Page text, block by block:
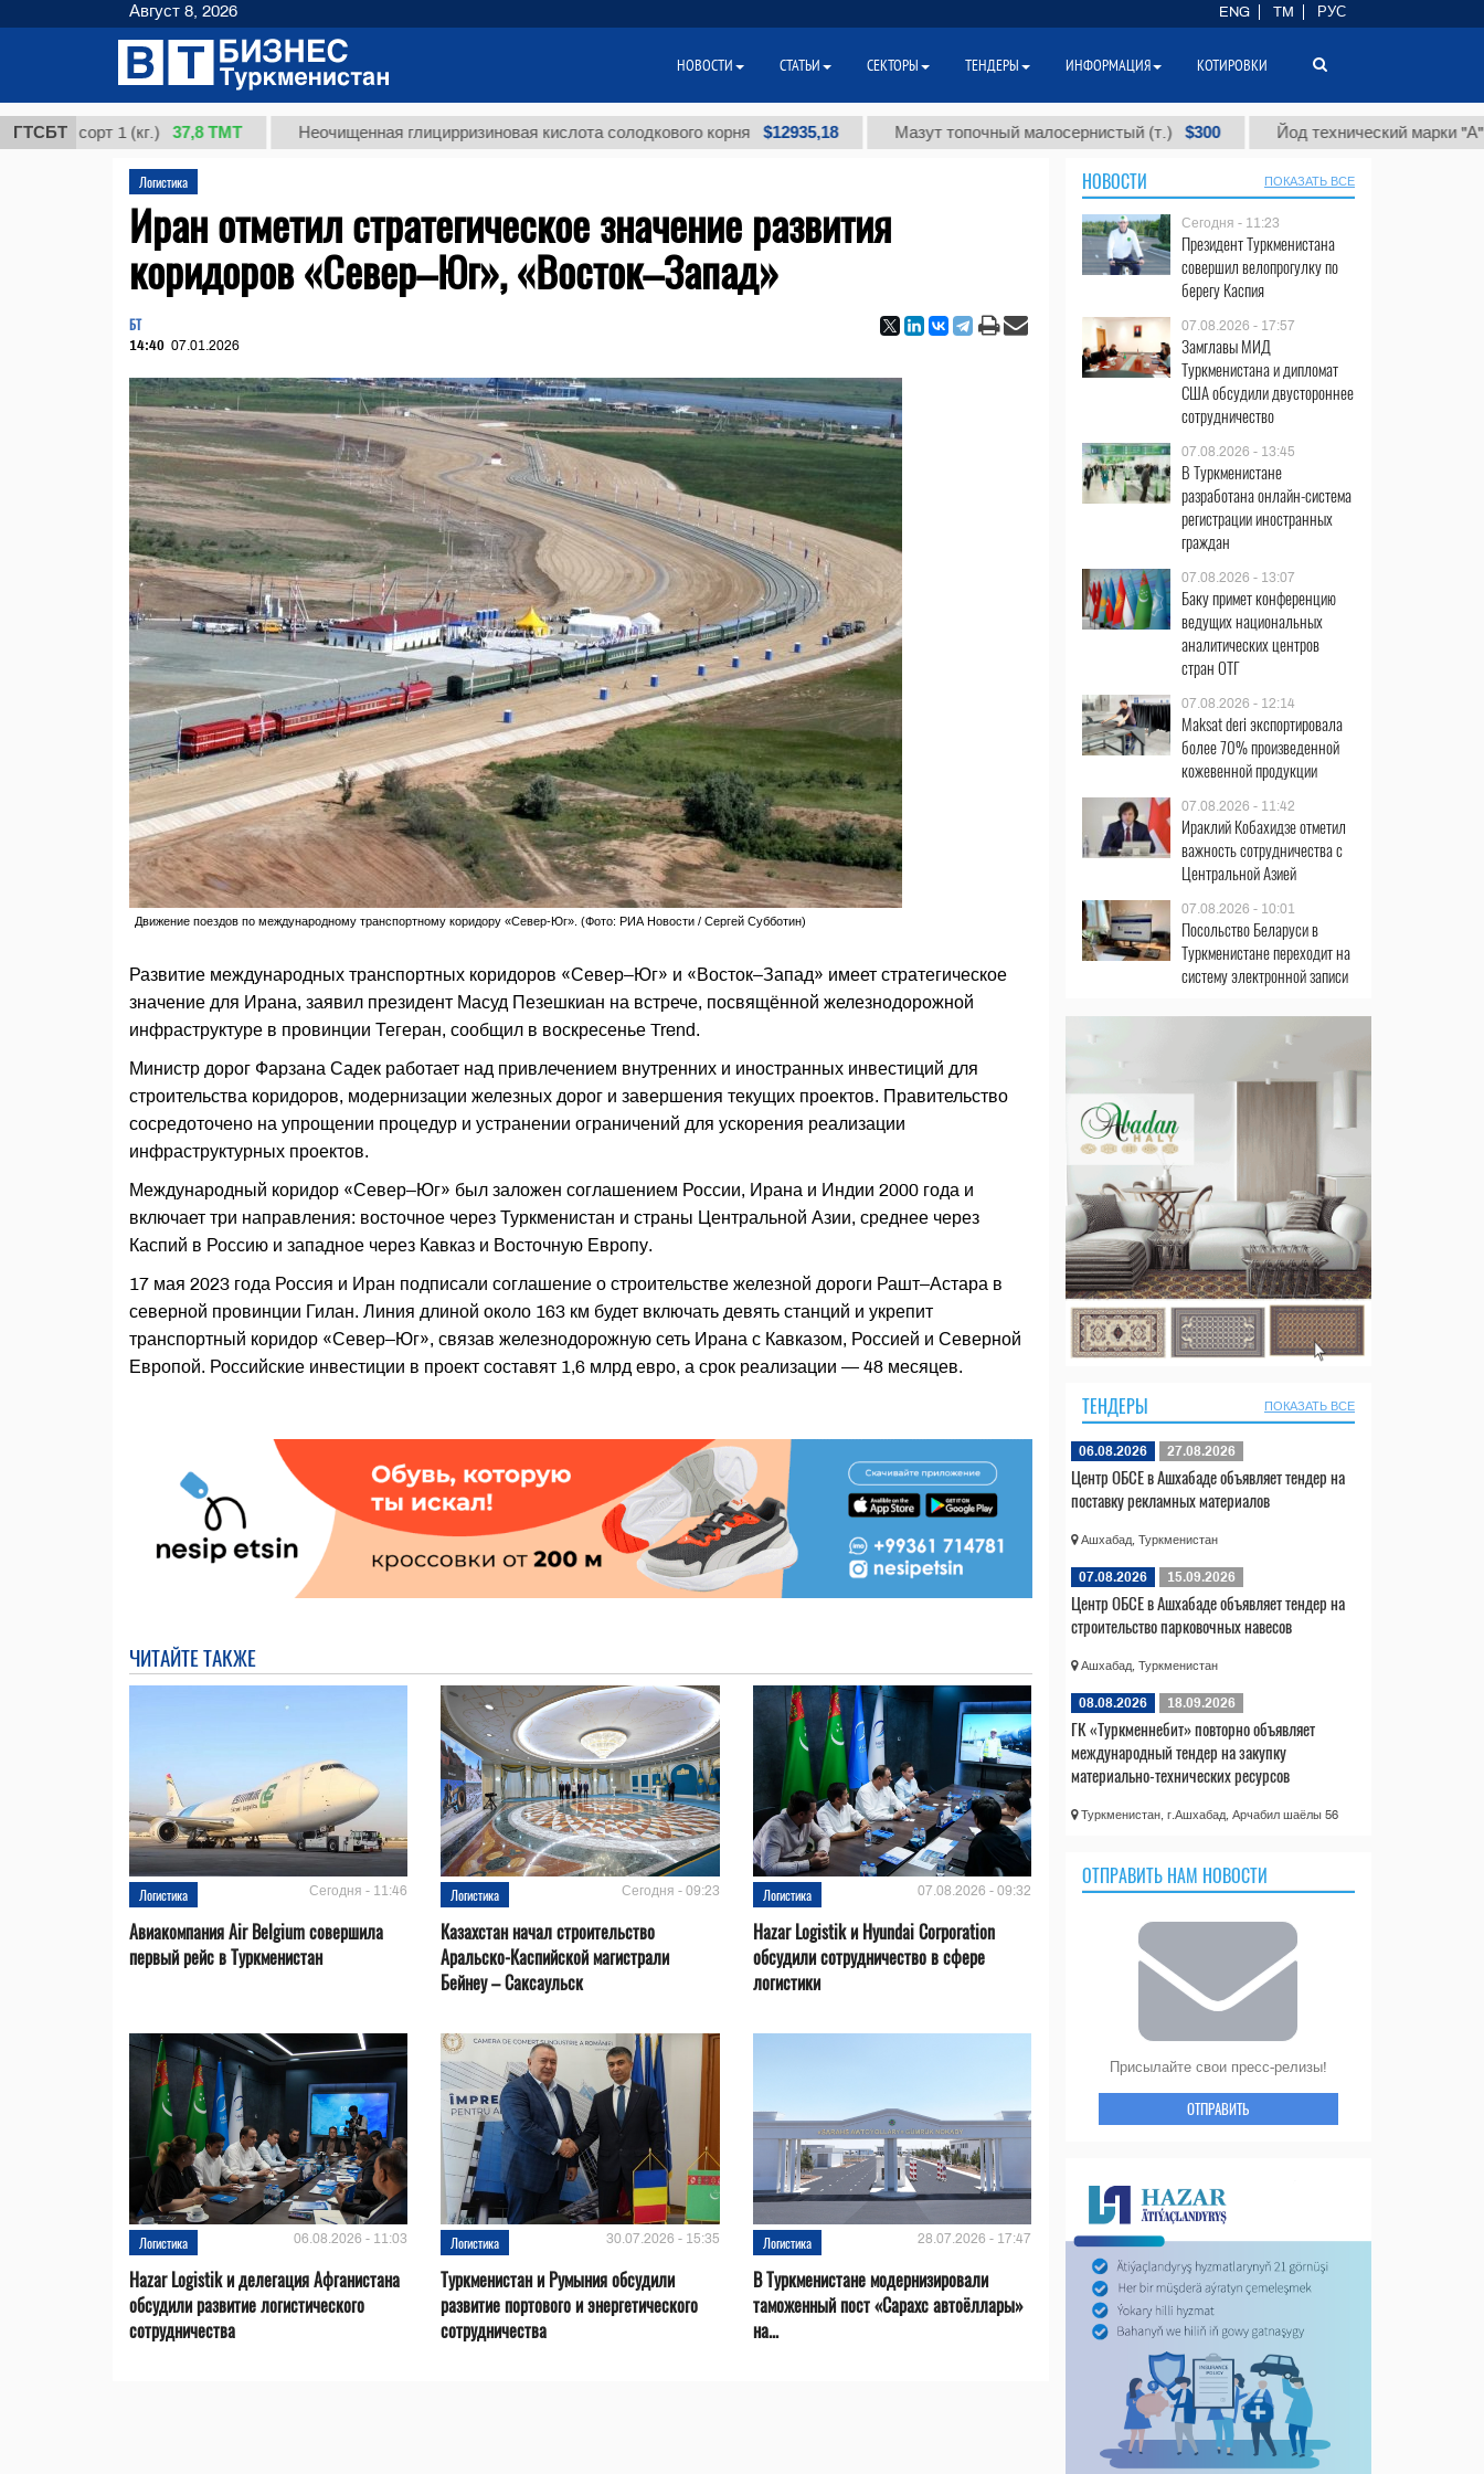
ГТСБТ
сорт 1 (кг.) 37,8 ТМТ Неочищенная глицирризиновая кислота солодкового корня $12935,18 Мазут топочный малосернистый (т.) $300 Йод технический марки "А" (т.)
Логистика
Иран отметил стратегическое значение развития
коридоров «Север–Юг», «Восток–Запад»
БТ
14:40 07.01.2026
Движение поездов по международному транспортному коридору «Север-Юг». (Фото: РИА Новости / Сергей Субботин)
Развитие международных транспортных коридоров «Север–Юг» и «Восток–Запад» имеет стратегическое
значение для Ирана, заявил президент Масуд Пезешкиан на встрече, посвящённой железнодорожной
инфраструктуре в провинции Тегеран, сообщил в воскресенье Trend.
Министр дорог Фарзана Садек работает над привлечением внутренних и иностранных инвестиций для
строительства коридоров, модернизации железных дорог и завершения текущих проектов. Правительство
сосредоточено на упрощении процедур и устранении ограничений для ускорения реализации
инфраструктурных проектов.
Международный коридор «Север–Юг» был заложен соглашением России, Ирана и Индии 2000 года и
включает три направления: восточное через Туркменистан и страны Центральной Азии, среднее через
Каспий в Россию и западное через Кавказ и Восточную Европу.
17 мая 2023 года Россия и Иран подписали соглашение о строительстве железной дороги Рашт–Астара в
северной провинции Гилан. Линия длиной около 163 км будет включать девять станций и укрепит
транспортный коридор «Север–Юг», связав железнодорожную сеть Ирана с Кавказом, Россией и Северной
Европой. Российские инвестиции в проект составят 1,6 млрд евро, а срок реализации — 48 месяцев.
ЧИТАЙТЕ ТАКЖЕ
Логистика Сегодня - 11:46
Авиакомпания Air Belgium совершила
первый рейс в Туркменистан
Логистика Сегодня - 09:23
Казахстан начал строительство
Аральско-Каспийской магистрали
Бейнеу – Саксаульск
Логистика 07.08.2026 - 09:32
Hazar Logistik и Hyundai Corporation
обсудили сотрудничество в сфере
логистики
Логистика 06.08.2026 - 11:03
Hazar Logistik и делегация Афганистана
обсудили развитие логистического
сотрудничества
Логистика 30.07.2026 - 15:35
Туркменистан и Румыния обсудили
развитие портового и энергетического
сотрудничества
Логистика 28.07.2026 - 17:47
В Туркменистане модернизировали
таможенный пост «Сарахс автоёллары»
на...
НОВОСТИ ПОКАЗАТЬ ВСЕ
Сегодня - 11:23
Президент Туркменистана
совершил велопрогулку по
берегу Каспия
07.08.2026 - 17:57
Замглавы МИД
Туркменистана и дипломат
США обсудили двустороннее
сотрудничество
07.08.2026 - 13:45
В Туркменистане
разработана онлайн-система
регистрации иностранных
граждан
07.08.2026 - 13:07
Баку примет конференцию
ведущих национальных
аналитических центров
стран ОТГ
07.08.2026 - 12:14
Maksat deri экспортировала
более 70% произведенной
кожевенной продукции
07.08.2026 - 11:42
Ираклий Кобахидзе отметил
важность сотрудничества с
Центральной Азией
07.08.2026 - 10:01
Посольство Беларуси в
Туркменистане переходит на
систему электронной записи
ТЕНДЕРЫ ПОКАЗАТЬ ВСЕ
06.08.2026 27.08.2026
Центр ОБСЕ в Ашхабаде объявляет тендер на
поставку рекламных материалов
Ашхабад, Туркменистан
07.08.2026 15.09.2026
Центр ОБСЕ в Ашхабаде объявляет тендер на
строительство парковочных навесов
Ашхабад, Туркменистан
08.08.2026 18.09.2026
ГК «Туркменнебит» повторно объявляет
международный тендер на закупку
материально-технических ресурсов
Туркменистан, г.Ашхабад, Арчабил шаёлы 56
ОТПРАВИТЬ НАМ НОВОСТИ
Присылайте свои пресс-релизы!
ОТПРАВИТЬ
Август 8, 2026 ENG TM РУС
НОВОСТИ СТАТЬИ СЕКТОРЫ ТЕНДЕРЫ ИНФОРМАЦИЯ КОТИРОВКИ